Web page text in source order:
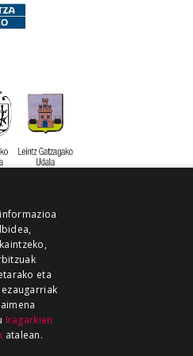
GUKA
eta
Iragarkien
atalean.